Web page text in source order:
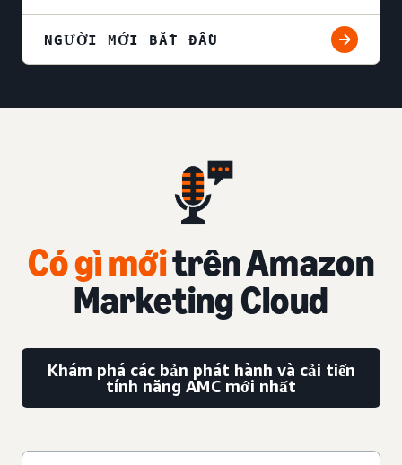
NGƯỜI MỚI BẮT ĐẦU
Có gì mớitrên Amazon
Marketing Cloud
Khám phá các bản phát hành và cải tiến
tính năng AMC mới nhất